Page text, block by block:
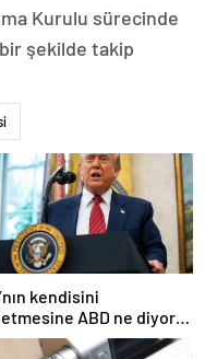
Kurulu sürecinde
bir şekilde takip
kendisini
ABD ne diyor?